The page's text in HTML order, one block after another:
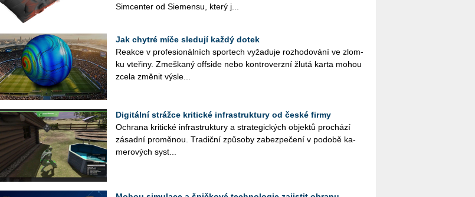
Sim­cen­ter od Sie­men­su, který j...
Jak chytré míče sledují každý dotek
Re­ak­ce v pro­fe­si­o­nál­ních spor­tech vy­ža­du­je roz­ho­do­vá­ní ve zlom­
ku vte­ři­ny. Zmeš­ka­ný off­si­de nebo kon­tro­verz­ní žlutá karta mohou
zcela změ­nit vý­sle...
Digitální strážce kritické infrastruktury od české firmy
Ochra­na kri­tic­ké in­frastruk­tu­ry a stra­te­gic­kých ob­jek­tů pro­chá­zí
zá­sad­ní pro­mě­nou. Tra­dič­ní způ­so­by za­bez­pe­če­ní v po­do­bě ka­
me­ro­vých sys­t...